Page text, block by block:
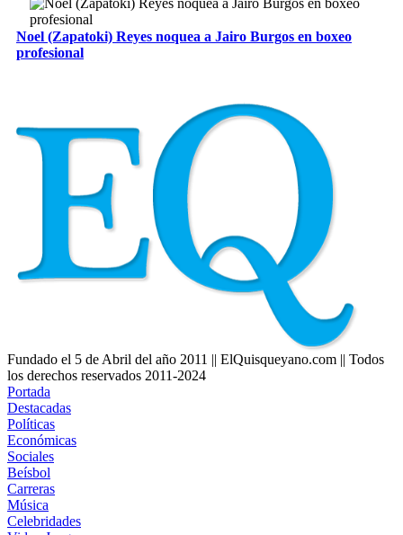
Noel (Zapatoki) Reyes noquea a Jairo Burgos en boxeo
profesional
Fundado el 5 de Abril del año 2011 || ElQuisqueyano.com || Todos
los derechos reservados 2011-2024
Portada
Destacadas
Políticas
Económicas
Sociales
Beísbol
Carreras
Música
Celebridades